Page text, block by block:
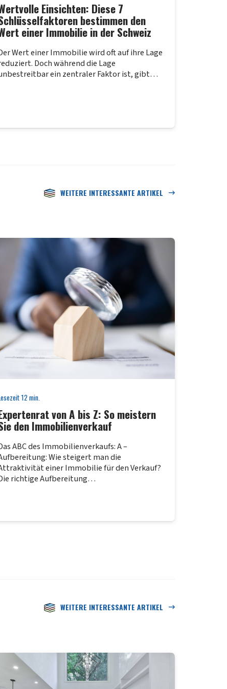
Einsichten: Diese 7
bestimmen den
einer Immobilie in der Schweiz
Wert einer Immobilie wird oft auf ihre Lage
Doch während die Lage
ein zentraler Faktor ist, gibt…
WEITERE INTERESSANTE ARTIKEL
12min.
von A bis Z: So meistern
den Immobilienverkauf
ABC des Immobilienverkaufs: A –
Wie steigert man die
einer Immobilie für den Verkauf?
richtige Aufbereitung…
WEITERE INTERESSANTE ARTIKEL